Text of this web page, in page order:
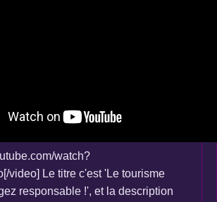
watch?
video] Le titre c'est 'Le tourisme
responsable !', et la description